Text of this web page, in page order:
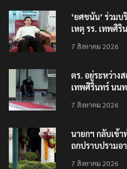
‘ยศชนัน’ ร่วมบ
เหตุ รร. เทพศิ
7 สิงหาคม 2026
ตร. อยู่ระหว่างส
เทพศิรินทร์ นน
7 สิงหาคม 2026
นายกฯ กลับเข้
ถกปราบปรามอ
7 สิงหาคม 2026